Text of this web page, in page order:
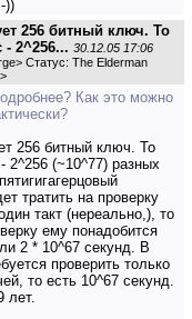
))
256 битный ключ. То
- 2^256... 30.12.05 17:06
Статус: The Elderman
>
Как это можно
256 битный ключ. То
2^256 (~10^77) разных
тратить на проверку
такт (нереально,), то
ему понадобится
2 * 10^67 секунд. В
проверить только
то есть 10^67 секунд.
лет.